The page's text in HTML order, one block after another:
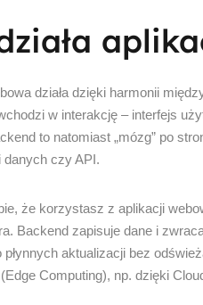
działa dzięki harmonii
w interakcję – interfejs
to natomiast „mózg” po
danych czy API.
że korzystasz z aplikacji
Backend zapisuje dane i
płynnych aktualizacji bez
Computing), np. dzięki